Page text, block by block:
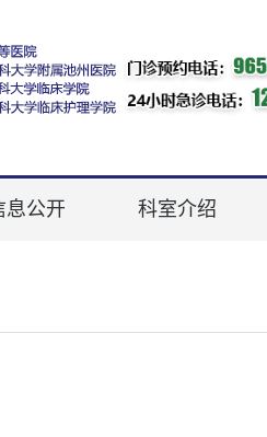
息公开 科室介绍